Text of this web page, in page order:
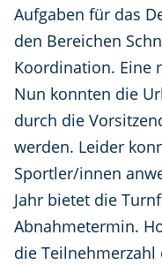
Aufgaben für das
den Bereichen
Koordination. Eine
Nun konnten die
durch die
werden. Leider
Sportler/innen
Jahr bietet die
Abnahmetermin.
die